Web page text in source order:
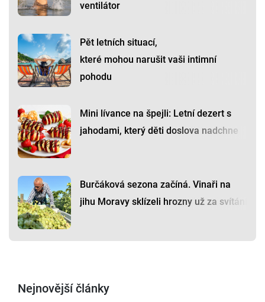
ventilátor
Pět letních situací,
které mohou narušit vaši intimní
pohodu
Mini lívance na špejli: Letní dezert s
jahodami, který děti doslova nadchne
Burčáková sezona začíná. Vinaři na
jihu Moravy sklízeli hrozny už za svítání
Nejnovější články